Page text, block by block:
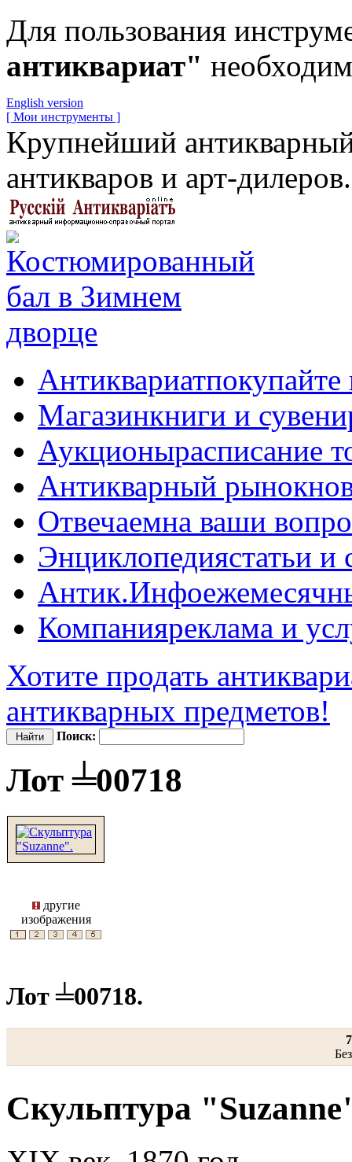
Для пользования
антиквариат"
English version
[ Мои инструменты ]
Крупнейший
антикваров и арт-дилеров.
Антиквариатпокупайте
Магазинкниги и
Аукционырасписание
Антикварный рынок
Отвечаемна ваши
Энциклопедиястатьи и
Антик.Инфо
Компанияреклама и
Хотите продать
антикварных предметов!
Поиск:
Лот ╧00718
другие
изображения
Лот ╧00718.
Скульптура